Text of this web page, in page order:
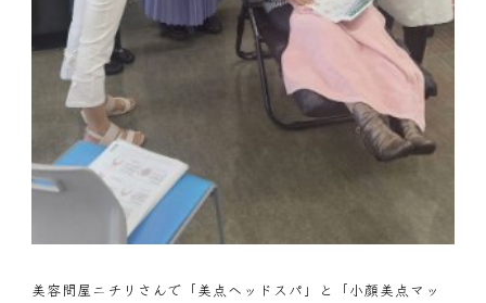
美容問屋ニチリさんで「美点ヘッドスパ」と「小顔美点マッ